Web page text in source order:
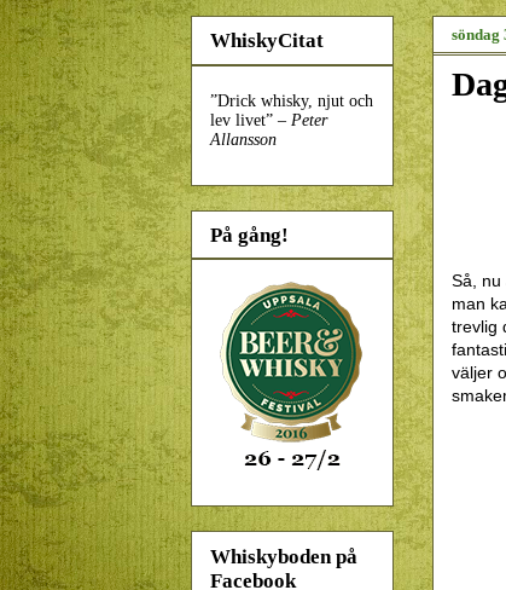
söndag
Så, nu
man
trevlig
väljer
WhiskyCitat
”Drick whisky, njut och
lev livet” – Peter
Allansson
På gång!
Whiskyboden på
Facebook